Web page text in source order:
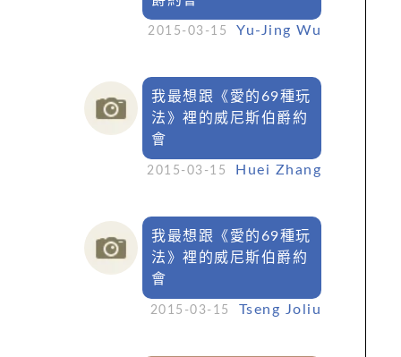
2015-03-15 Yu-Jing Wu
我最想跟《愛的69種玩
法》裡的威尼斯伯爵約
會
2015-03-15 Huei Zhang
我最想跟《愛的69種玩
法》裡的威尼斯伯爵約
會
2015-03-15 Tseng Joliu